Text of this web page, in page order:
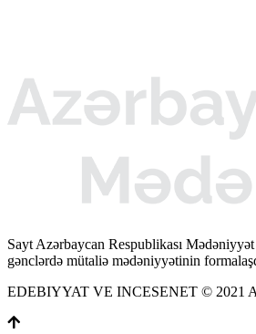
Sayt Azərbaycan Respublikası
gənclərdə mütaliə mədəniyyətinin
EDEBIYYAT VE INCESENET © 2021